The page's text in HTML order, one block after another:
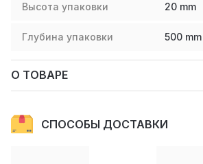
Высота упаковки 20 mm
Глубина упаковки 500 mm
О ТОВАРЕ
СПОСОБЫ ДОСТАВКИ